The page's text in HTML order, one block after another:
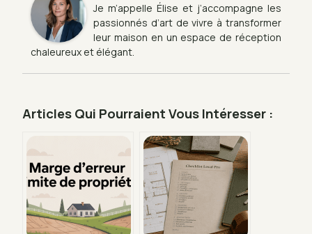
Je m’appelle Élise et j’accompagne les
passionnés d’art de vivre à transformer
leur maison en un espace de réception
chaleureux et élégant.
Articles Qui Pourraient Vous Intéresser :